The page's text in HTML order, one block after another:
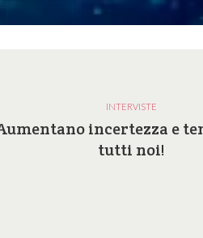
INTERVISTE
incertezza e
tutti noi!